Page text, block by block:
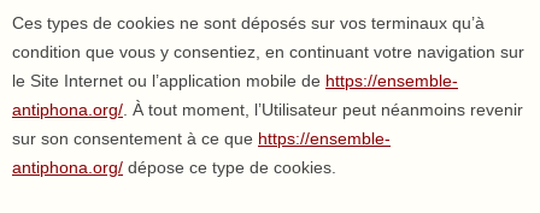
Ces types de cookies ne sont déposés sur vos terminaux qu’à
condition que vous y consentiez, en continuant votre navigation sur
le Site Internet ou l’application mobile de https://ensemble-
antiphona.org/ . À tout moment, l’Utilisateur peut néanmoins revenir
sur son consentement à ce que https://ensemble-
antiphona.org/ dépose ce type de cookies.